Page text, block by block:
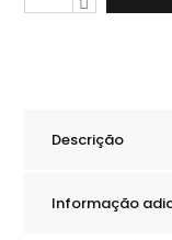
Descrição
Informação